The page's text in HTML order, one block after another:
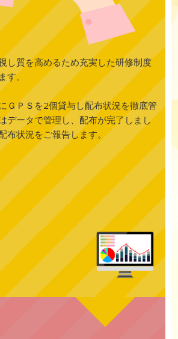
し質を高めるため充実した研修制度
す。
ＧＰＳを2個貸与し配布状況を徹底管
データで管理し、配布が完了しまし
布状況をご報告します。